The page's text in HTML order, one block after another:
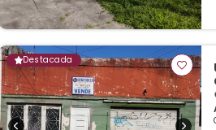
Destacada